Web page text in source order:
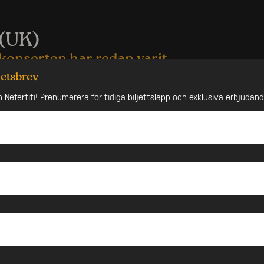
har redan varit
x Nefertiti presents: Not3s (UK), Valborg 30:e april
den fantastiska musikupplevelsen med Notes kommer vi
slog igenom som tonåring från norra Hackney, London,
från sitt nigerianska arv med tungt basdrivna rytmer.
streams och flera utmärkelser i bagaget.
Nefertiti! Prenumerera för tidiga biljettsläpp och exklusiva